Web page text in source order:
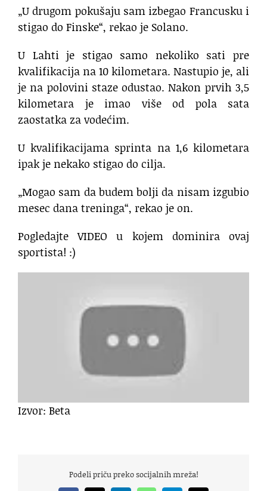
„U drugom pokušaju sam izbegao Francusku i
stigao do Finske“, rekao je Solano.
U Lahti je stigao samo nekoliko sati pre
kvalifikacija na 10 kilometara. Nastupio je, ali
je na polovini staze odustao. Nakon prvih 3,5
kilometara je imao više od pola sata
zaostatka za vodećim.
U kvalifikacijama sprinta na 1,6 kilometara
ipak je nekako stigao do cilja.
„Mogao sam da budem bolji da nisam izgubio
mesec dana treninga“, rekao je on.
Pogledajte VIDEO u kojem dominira ovaj
sportista! :)
Izvor: Beta
Podeli priču preko socijalnih mreža!